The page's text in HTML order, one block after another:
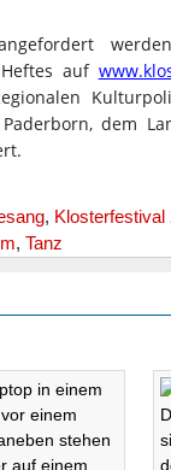
auf
dem
, Klosterfestival
, Tanz